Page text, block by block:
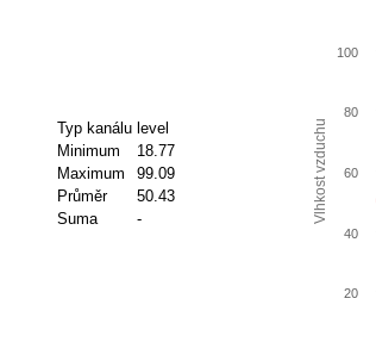
Typ kanálu level
Minimum
18.77
Maximum
99.09
Průměr
50.43
Suma
- Vlhkost vzduchu
20
40
60
80
100